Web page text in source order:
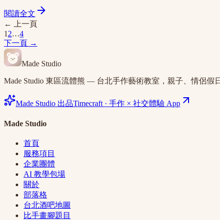
閱讀全文
←
上一頁
1 2…4
下一頁 →
Made Studio
Made Studio 東區流體熊 — 台北手作藝術教室，親子、情侶假
Made Studio 出品Timecraft · 手作 × 社交體驗 App
Made Studio
首頁
服務項目
企業團體
AI 教學包場
關於
部落格
台北酒吧地圖
比手畫腳題目